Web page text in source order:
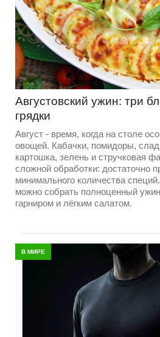
Августовский ужин: три
грядки
Август - время, когда на столе
овощей. Кабачки, помидоры,
картошка, зелень и стручковая
сложной обработки: достаточно
минимального количества
можно собрать полноценный
гарниром и лёгким салатом.
В МИРЕ